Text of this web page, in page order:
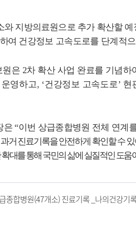
와 지방의료원으로 추가 확산할 예
여 건강정보 고속도로를 단계적
원은 2차 확산 사업 완료를 기념하
영하고, ‘건강정보 고속도로’ 현
은 “이번 상급종합병원 전체 연계
과거 진료기록을 안전하게 확인할 수
대를 통해 국민의 삶에 실질적인 도움
종합병원(47개소) 진료기록 _나의건강기